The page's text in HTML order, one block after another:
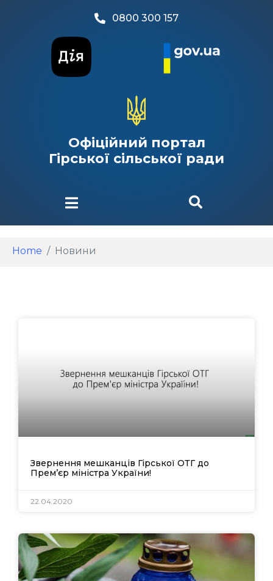
0800 300 157
Офіційний портал
Гірської сільської ради
Home Новини
Звернення мешканців Гірської ОТГ до
Прем’єр міністра України!
22.04.2020